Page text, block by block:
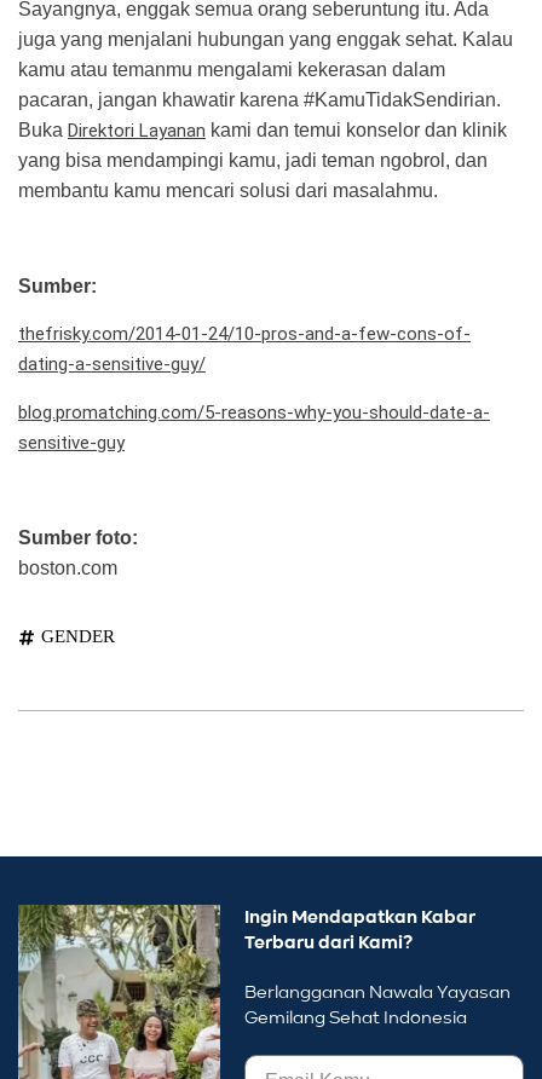
Sayangnya, enggak semua orang seberuntung itu. Ada
juga yang menjalani hubungan yang enggak sehat. Kalau
kamu atau temanmu mengalami kekerasan dalam
pacaran, jangan khawatir karena #KamuTidakSendirian.
Buka Direktori Layanan kami dan temui konselor dan klinik
yang bisa mendampingi kamu, jadi teman ngobrol, dan
membantu kamu mencari solusi dari masalahmu.
Sumber:
thefrisky.com/2014-01-24/10-pros-and-a-few-cons-of-
dating-a-sensitive-guy/
blog.promatching.com/5-reasons-why-you-should-date-a-
sensitive-guy
Sumber foto:
boston.com
GENDER
Ingin Mendapatkan Kabar
Terbaru dari Kami?
Berlangganan Nawala Yayasan
Gemilang Sehat Indonesia